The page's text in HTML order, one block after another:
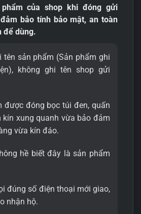
của shop khi đóng gửi
bảo tính bảo mật, an toàn
để dùng.
tên sản phẩm (Sản phẩm ghi
không ghi tên shop gửi
được đóng bọc túi đen, quấn
kín xung quanh vừa bảo đảm
vừa kín đáo.
hề biết đây là sản phẩm
đúng số điện thoại mới giao,
nhận hộ.